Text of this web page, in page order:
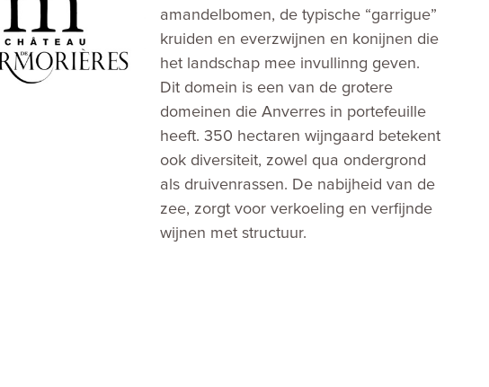
amandelbomen, de typische “garrigue”
kruiden en everzwijnen en konijnen die
het landschap mee invullinng geven.
Dit domein is een van de grotere
domeinen die Anverres in portefeuille
heeft. 350 hectaren wijngaard betekent
ook diversiteit, zowel qua ondergrond
als druivenrassen. De nabijheid van de
zee, zorgt voor verkoeling en verfijnde
wijnen met structuur.